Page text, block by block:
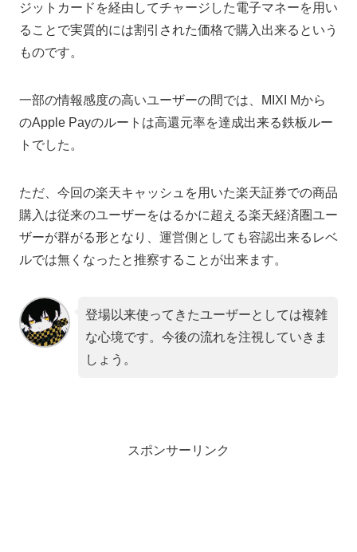
ジットカードを経由してチャージした電子マネーを用い
ることで実質的には割引された価格で購入出来るという
ものです。
一部の情報感度の高いユーザーの間では、MIXI Mから
のApple Payのルートは高還元率を達成出来る鉄板ルー
トでした。
ただ、今回の楽天キャッシュを用いた楽天証券での商品
購入は従来のユーザーをはるかに超える楽天経済圏ユー
ザーが群がる形となり、運営側としても容認出来るレベ
ルでは無くなったと推察することが出来ます。
登場以来使ってきたユーザーとしては複雑
な心境です。今後の流れを注視していきま
しょう。
スポンサーリンク